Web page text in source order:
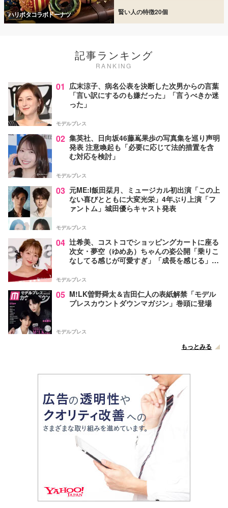
ハリポタコラボドーナツ 賢い人の特徴20個
記事ランキング
RANKING
01 広末涼子、病名公表を決断した次男からの言葉
「言い訳にするのも嫌だった」「言うべきか迷
った」
モデルプレス
02 集英社、日向坂46藤嶌果歩の写真集を巡り声明
発表 注意喚起も「必要に応じて法的措置を含
む対応を検討」
モデルプレス
03 元ME:I飯田栞月、ミュージカル初出演「この上
ない喜びとともに大変光栄」4年ぶり上演「フ
ァントム」城田優らキャスト発表
モデルプレス
04 辻希美、コストコでショッピングカートに座る
次女・夢空（ゆめあ）ちゃんの姿公開「乗りこ
なしてる感じが可愛すぎ」「成長を感じる」の
モデルプレス
05 M!LK曽野舜太＆吉田仁人の表紙解禁「モデル
プレスカウントダウンマガジン」巻頭に登場
モデルプレス
もっとみる